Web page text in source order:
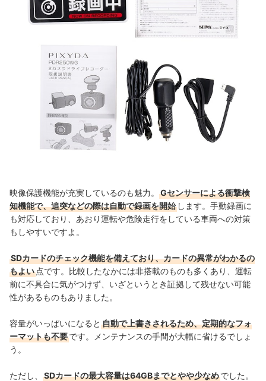
映像保護機能が充実しているのも魅力。
Gセンサーによる衝撃検
知機能で、追突などの際は自動で録画を開始 します。手動録画に
も対応しており、あおり運転や危険走行をしている車両への対策
もしやすいですよ。
SDカードのチェック機能を備えており、カードの異常がわかるの
もよい 点です。比較したなかには非搭載のものも多くあり、運転
前に不具合に気がつけず、いざというとき証拠して残せない可能
性があるものもありました。
容量がいっぱいになると 自動で上書きされるため、定期的なフォ
ーマットも不要です。メンテナンスの手間が大幅に省けるでしょ
う。
ただし、 SDカードの最大容量は64GBまでとやや少なめでした。